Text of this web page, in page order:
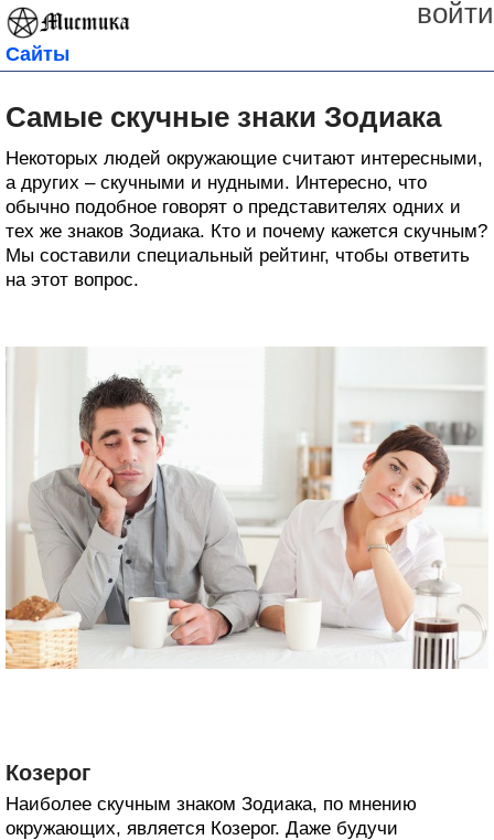
войти
Сайты
Самые скучные знаки Зодиака
Некоторых людей окружающие считают интересными,
а других – скучными и нудными. Интересно, что
обычно подобное говорят о представителях одних и
тех же знаков Зодиака. Кто и почему кажется скучным?
Мы составили специальный рейтинг, чтобы ответить
на этот вопрос.
Козерог
Наиболее скучным знаком Зодиака, по мнению
окружающих, является Козерог. Даже будучи